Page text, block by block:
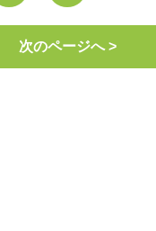
次のページへ >